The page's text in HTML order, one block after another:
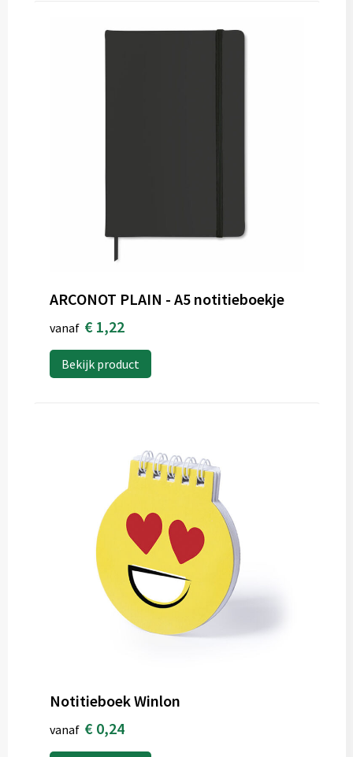
ARCONOT PLAIN - A5 notitieboekje
vanaf € 1,22
Bekijk product
Notitieboek Winlon
vanaf € 0,24